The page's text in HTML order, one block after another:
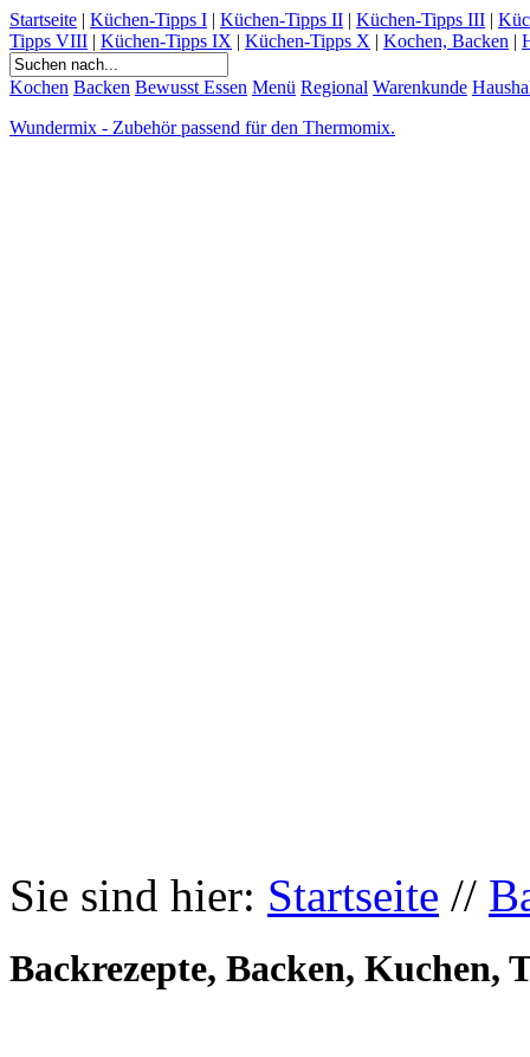
Startseite | Küchen-Tipps I | Küchen-Tipps II | Küchen-Tipps III |
Tipps VIII | Küchen-Tipps IX | Küchen-Tipps X | Kochen, Backen |
Kochen Backen Bewusst Essen Menü Regional Warenkunde
Wundermix - Zubehör passend für den Thermomix.
Sie sind hier: Startseite //
Backrezepte, Backen, Kuchen,